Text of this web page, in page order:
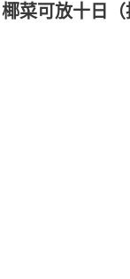
菜可放十日（